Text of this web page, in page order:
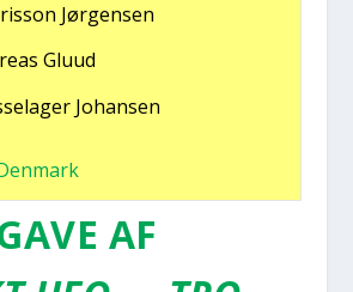
Jør­gen­sen
Gluud
Johan­sen
AF